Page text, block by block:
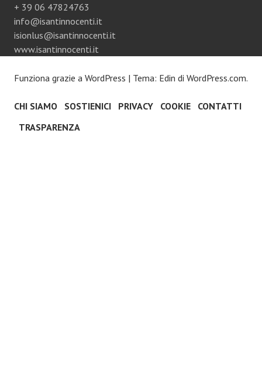
+ 39 06 47824763
info@isantinnocenti.it
isionlus@isantinnocenti.it
www.isantinnocenti.it
Funziona grazie a WordPress | Tema: Edin di WordPress.com.
CHI SIAMO SOSTIENICI PRIVACY COOKIE
CONTATTI
TRASPARENZA